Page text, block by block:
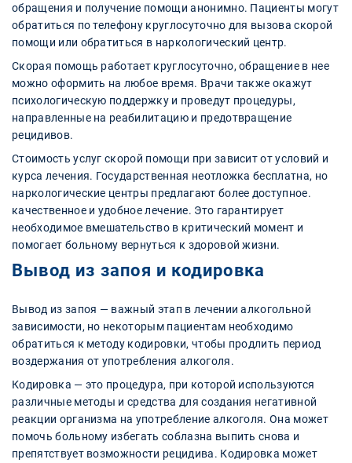
обращения и получение помощи анонимно. Пациенты могут
обратиться по телефону круглосуточно для вызова скорой
помощи или обратиться в наркологический центр.
Скорая помощь работает круглосуточно, обращение в нее
можно оформить на любое время. Врачи также окажут
психологическую поддержку и проведут процедуры,
направленные на реабилитацию и предотвращение
рецидивов.
Стоимость услуг скорой помощи при зависит от условий и
курса лечения. Государственная неотложка бесплатна, но
наркологические центры предлагают более доступное.
качественное и удобное лечение. Это гарантирует
необходимое вмешательство в критический момент и
помогает больному вернуться к здоровой жизни.
Вывод из запоя и кодировка
Вывод из запоя — важный этап в лечении алкогольной
зависимости, но некоторым пациентам необходимо
обратиться к методу кодировки, чтобы продлить период
воздержания от употребления алкоголя.
Кодировка — это процедура, при которой используются
различные методы и средства для создания негативной
реакции организма на употребление алкоголя. Она может
помочь больному избегать соблазна выпить снова и
препятствует возможности рецидива. Кодировка может